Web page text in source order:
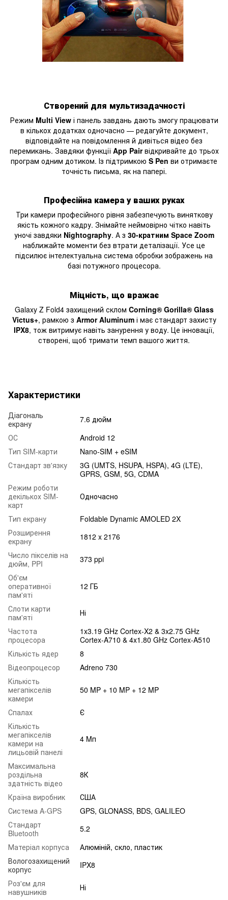
Створений для мультизадачності
Режим Multi Viewі панель завдань дають змогу працювати
в кількох додатках одночасно — редагуйте документ,
відповідайте на повідомлення й дивіться відео без
перемикань. Завдяки функції App Pairвідкривайте до трьох
програм одним дотиком. Із підтримкою S Pen ви отримаєте
точність письма, як на папері.
Професійна камера у ваших руках
Три камери професійного рівня забезпечують виняткову
якість кожного кадру. Знімайте неймовірно чітко навіть
уночі завдяки Nightography. А з 30-кратним Space Zoom
наближайте моменти без втрати деталізації. Усе це
підсилює інтелектуальна система обробки зображень на
базі потужного процесора.
Міцність, що вражає
Galaxy Z Fold4 захищений склом Corning® Gorilla® Glass
Victus+, рамкою з Armor Aluminumі має стандарт захисту
IPX8, тож витримує навіть занурення у воду. Це інновації,
створені, щоб тримати темп вашого життя.
Характеристики
Діагональ
екрану
7.6 дюйм
ОС
Android 12
Тип SIM-карти
Nano-SIM + eSIM
Стандарт зв'язку
3G (UMTS, HSUPA, HSPA), 4G (LTE),
GPRS, GSM, 5G, CDMA
Режим роботи
декількох SIM-
карт
Одночасно
Тип екрану
Foldable Dynamic AMOLED 2X
Розширення
екрану
1812 x 2176
Число пікселів на
дюйм, PPI
373 ppi
Об'єм
оперативної
пам'яті
12 ГБ
Слоти карти
пам'яті
Ні
Частота
процесора
1x3.19 GHz Cortex-X2 & 3x2.75 GHz
Cortex-A710 & 4x1.80 GHz Cortex-A510
Кількість ядер
8
Відеопроцесор
Adreno 730
Кількість
мегапікселів
камери
50 MP + 10 MP + 12 MP
Спалах
Є
Кількість
мегапікселів
камери на
лицьовій панелі
4 Mп
Максимальна
роздільна
здатність відео
8К
Країна виробник
США
Система A-GPS
GPS, GLONASS, BDS, GALILEO
Стандарт
Bluetooth
5.2
Матеріал корпуса
Алюміній, скло, пластик
Вологозахищений
корпус
IPX8
Роз'єм для
навушників
Ні